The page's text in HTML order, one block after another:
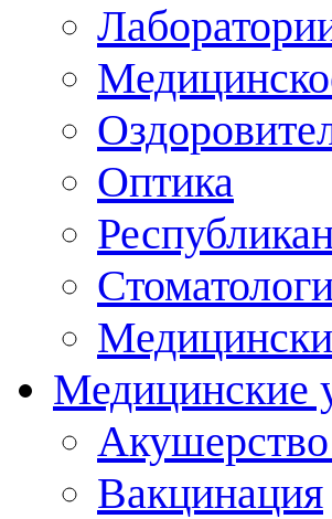
Оптика
Медицинские
Акушерство
Вакцинация